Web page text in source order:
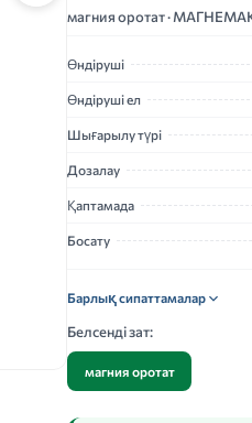
магния оротат ·
Өндіруші
Өндіруші ел
Шығарылу түрі
Дозалау
Қаптамада
Босату
Барлық сипаттамалар
Белсенді зат:
магния оротат